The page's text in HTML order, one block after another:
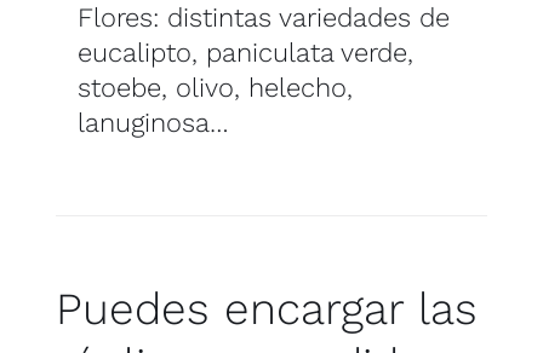
Flores: distintas variedades de
eucalipto, paniculata verde,
stoebe, olivo, helecho,
lanuginosa…
Puedes encargar las